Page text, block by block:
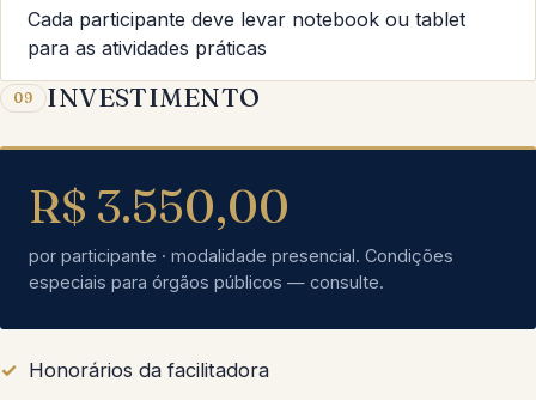
Cada participante deve levar notebook ou tablet
para as atividades práticas
09 INVESTIMENTO
R$ 3.550,00
por participante · modalidade presencial. Condições
especiais para órgãos públicos — consulte.
Honorários da facilitadora